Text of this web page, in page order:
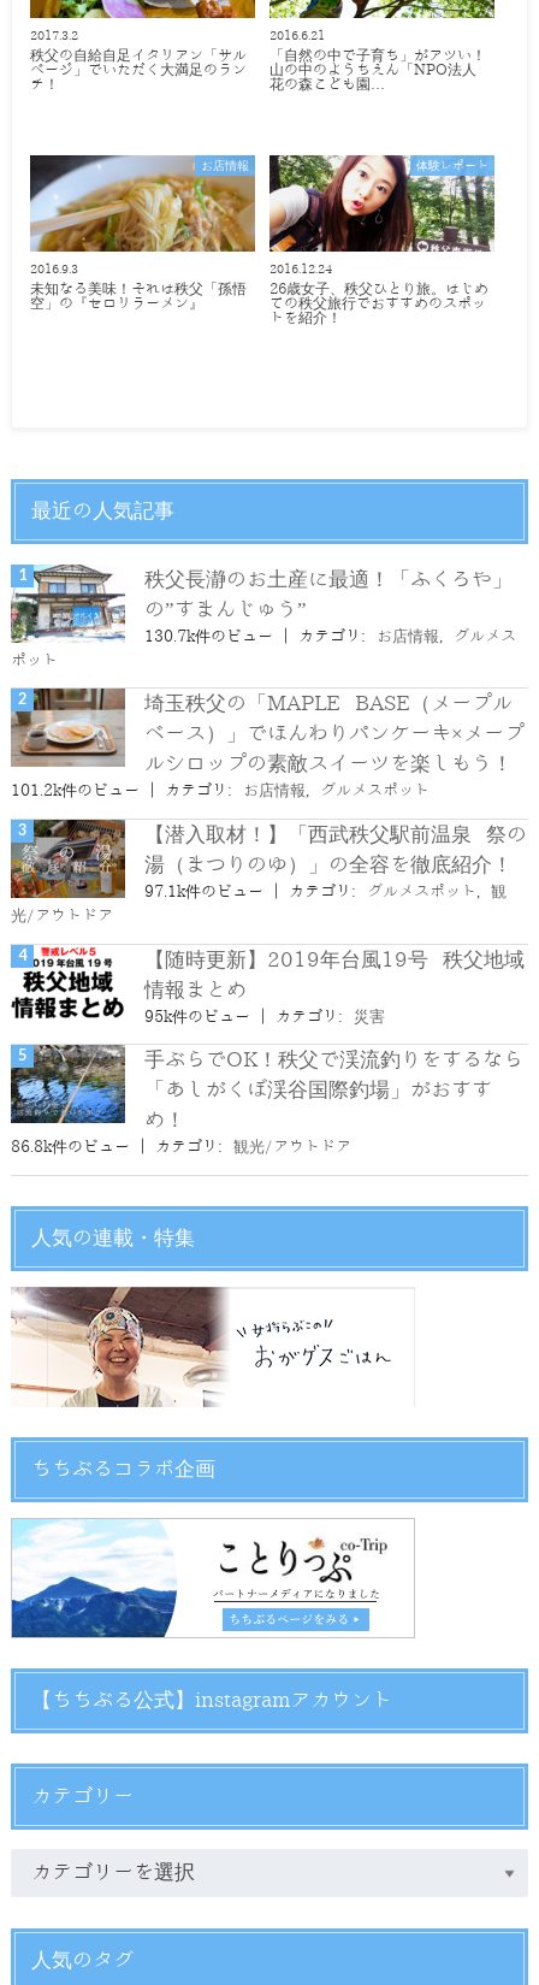
2017.3.2
秩父の自給自足イタリアン「サル
ベージ」でいただく大満足のラン
チ！
2016.6.21
「自然の中で子育ち」がアツい！
山の中のようちえん「NPO法人
花の森こども園…
お店情報
2016.9.3
未知なる美味！それは秩父「孫悟
空」の『セロリラーメン』
体験レポート
2016.12.24
26歳女子、秩父ひとり旅。はじめ
ての秩父旅行でおすすめのスポッ
トを紹介！
最近の人気記事
秩父長瀞のお土産に最適！「ふくろや」
の”すまんじゅう”
130.7k件のビュー カテゴリ: お店情報
グルメス
ポット
埼玉秩父の「MAPLE BASE（メープル
ベース）」でほんわりパンケーキ×メープ
ルシロップの素敵スイーツを楽しもう！
101.2k件のビュー カテゴリ: お店情報, グルメスポット
【潜入取材！】「西武秩父駅前温泉 祭の
湯（まつりのゆ）」の全容を徹底紹介！
97.1k件のビュー カテゴリ: グルメスポット , 観
光/アウトドア
【随時更新】2019年台風19号 秩父地域
情報まとめ
95k件のビュー カテゴリ: 災害
手ぶらでOK！秩父で渓流釣りをするなら
「あしがくぼ渓谷国際釣場」がおすす
め！
86.8k件のビュー カテゴリ: 観光/アウトドア
人気の連載・特集
ちちぶるコラボ企画
【ちちぶる公式】instagramアカウント
カテゴリー
人気のタグ